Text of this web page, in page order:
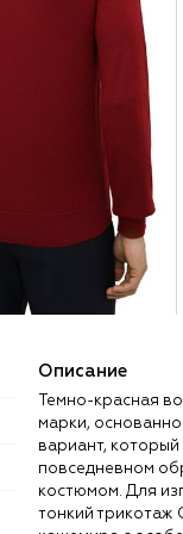
Описание
Темно-красная
марки,
вариант, который
повседневном
костюмом. Для
тонкий трикотаж